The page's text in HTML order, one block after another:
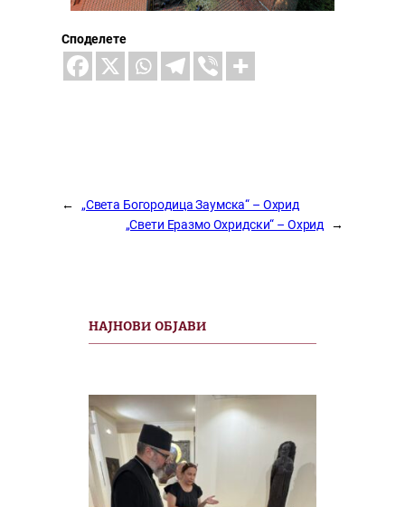
Споделете
←
„Света Богородица Заумска“ – Охрид
„Свети Еразмо Охридски“ – Охрид
→
НАЈНОВИ ОБЈАВИ